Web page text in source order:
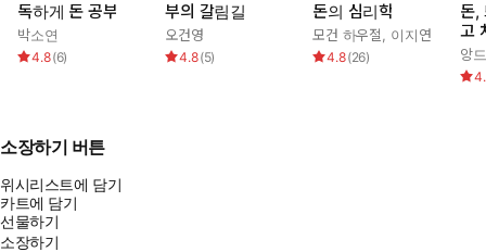
독하게 돈 공부
박소연
4.8(6)
부의 갈림길
오건영
4.8(5)
돈의 심리학
모건 하우절, 이지연
4.8(26)
돈,
고
앙
소장하기 버튼
위시리스트에 담기
카트에 담기
선물하기
소장하기